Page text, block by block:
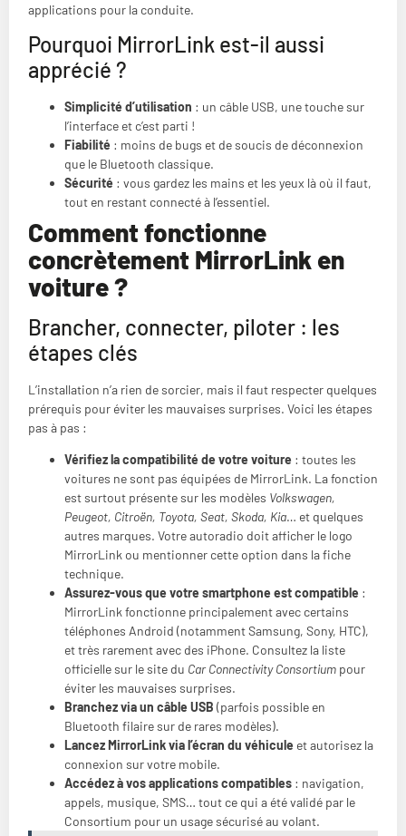
applications pour la conduite.
Pourquoi MirrorLink est-il aussi
apprécié ?
Simplicité d’utilisation : un câble USB, une touche sur
l’interface et c’est parti !
Fiabilité : moins de bugs et de soucis de déconnexion
que le Bluetooth classique.
Sécurité : vous gardez les mains et les yeux là où il faut,
tout en restant connecté à l’essentiel.
Comment fonctionne
concrètement MirrorLink en
voiture ?
Brancher, connecter, piloter : les
étapes clés
L’installation n’a rien de sorcier, mais il faut respecter quelques
prérequis pour éviter les mauvaises surprises. Voici les étapes
pas à pas :
Vérifiez la compatibilité de votre voiture : toutes les
voitures ne sont pas équipées de MirrorLink. La fonction
est surtout présente sur les modèles Volkswagen,
Peugeot, Citroën, Toyota, Seat, Skoda, Kia… et quelques
autres marques. Votre autoradio doit afficher le logo
MirrorLink ou mentionner cette option dans la fiche
technique.
Assurez-vous que votre smartphone est compatible :
MirrorLink fonctionne principalement avec certains
téléphones Android (notamment Samsung, Sony, HTC),
et très rarement avec des iPhone. Consultez la liste
officielle sur le site du Car Connectivity Consortium pour
éviter les mauvaises surprises.
Branchez via un câble USB (parfois possible en
Bluetooth filaire sur de rares modèles).
Lancez MirrorLink via l’écran du véhicule et autorisez la
connexion sur votre mobile.
Accédez à vos applications compatibles : navigation,
appels, musique, SMS… tout ce qui a été validé par le
Consortium pour un usage sécurisé au volant.